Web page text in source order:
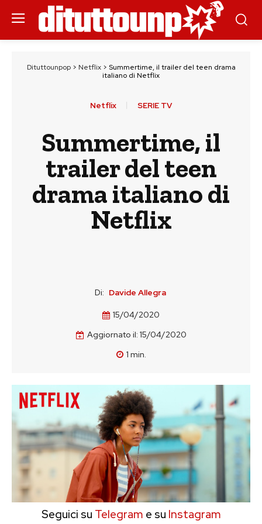
Dituttounpop> Netflix> Summertime, il trailer del teen drama
italiano di Netflix
Netflix SERIE TV
Summertime, il
trailer del teen
drama italiano di
Netflix
Di: Davide Allegra
15/04/2020
Aggiornato il: 15/04/2020
1 min.
Seguici su Telegram e su Instagram